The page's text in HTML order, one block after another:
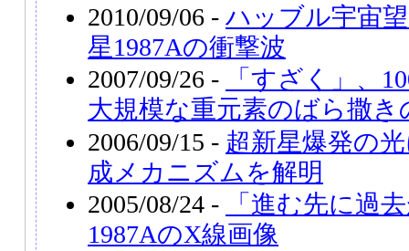
2010/09/06 - ハッブル宇宙
星1987Aの衝撃波
2007/09/26 -
「すざく」、
大規模な重元素のばら撒
2006/09/15 - 超新星爆発の
成メカニズムを解明
2005/08/24 -
「進む先に過
1987AのX線画像